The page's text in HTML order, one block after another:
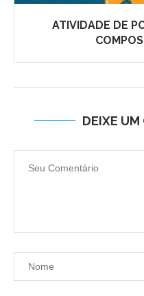
ATIVIDADE DE
DEIXE